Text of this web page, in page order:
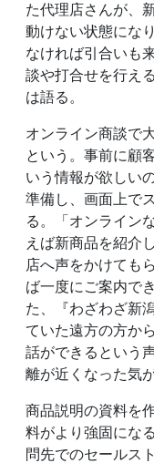
た代理店さんが、
動けない状態にな
なければ引合いも
談や打合せを行え
は語る。
オンライン商談で
という。事前に顧
いう情報が欲しい
準備し、画面上で
る。「オンライン
えば新商品を紹介
店へ声をかけても
ば一度にご案内で
た、『わざわざ新
ていた遠方の方か
話ができるという
離が近くなった気
商品説明の資料を
料がより強固にな
問先でのセールス